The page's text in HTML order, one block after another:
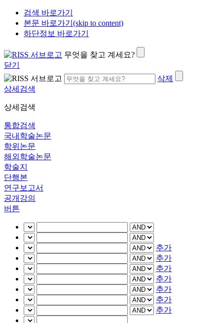
검색 바로가기
본문 바로가기(skip to content)
하단정보 바로가기
무엇을 찾고 계세요?
닫기
삭제
상세검색
상세검색
통합검색
국내학술논문
학위논문
해외학술논문
학술지
단행본
연구보고서
공개강의
버튼
추가
추가
추가
추가
추가
추가
추가